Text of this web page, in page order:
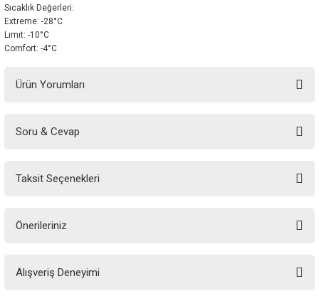
Sıcaklık Değerleri:
Extreme: -28°C
Lımıt: -10°C
Comfort: -4°C
Ürün Yorumları
Soru & Cevap
Taksit Seçenekleri
Önerileriniz
yetersiz gördüğünüz noktaları öneri formunu kullanarak tarafımıza
Alışveriş Deneyimi